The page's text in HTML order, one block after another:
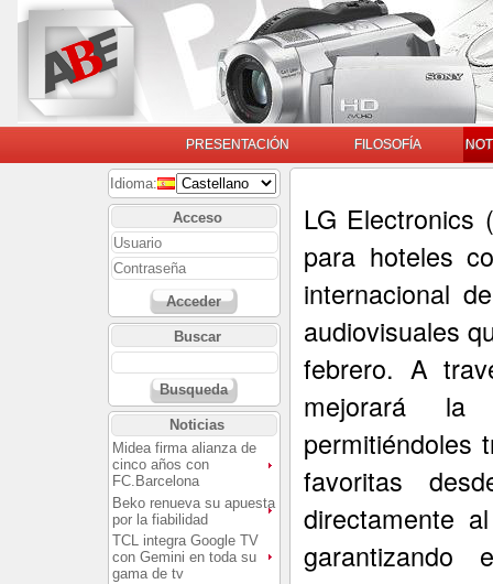
PRESENTACIÓN FILOSOFÍA
Idioma:
Acceso
Acceder
Buscar
Busqueda
Noticias
Midea firma alianza de
cinco años con
FC.Barcelona
Beko renueva su apuesta
por la fiabilidad
TCL integra Google TV
con Gemini en toda su
gama de tv
LG Electronics
para hoteles
internacional
audiovisuales
febrero. A
mejorará la
permitiéndoles
favoritas
directamente